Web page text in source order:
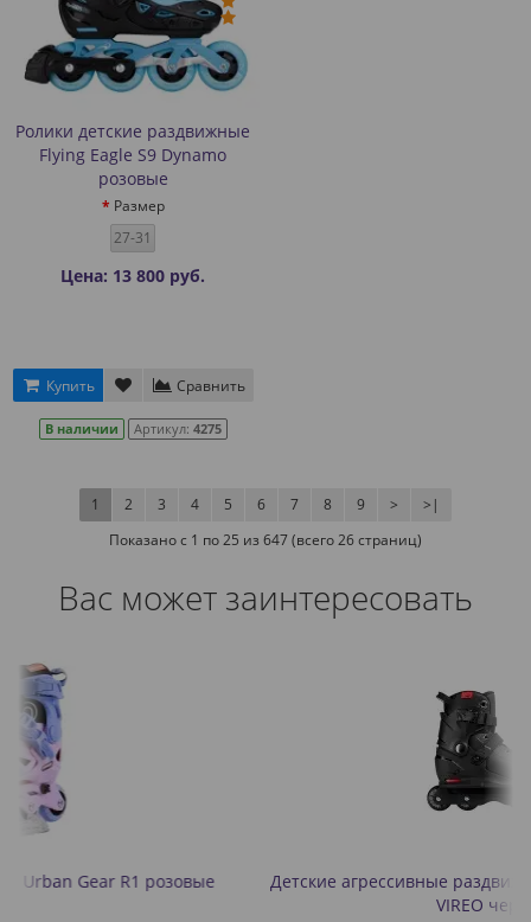
Ролики детские раздвижные
Flying Eagle S9 Dynamo
розовые
Размер
27-31
Цена: 13 800 руб.
Купить Сравнить
В наличии Артикул: 4275
1 2 3 4 5 6 7 8 9 > >|
Показано с 1 по 25 из 647 (всего 26 страниц)
Вас может заинтересовать
Детские агрессивные раздвижные ролики Flying Eagle